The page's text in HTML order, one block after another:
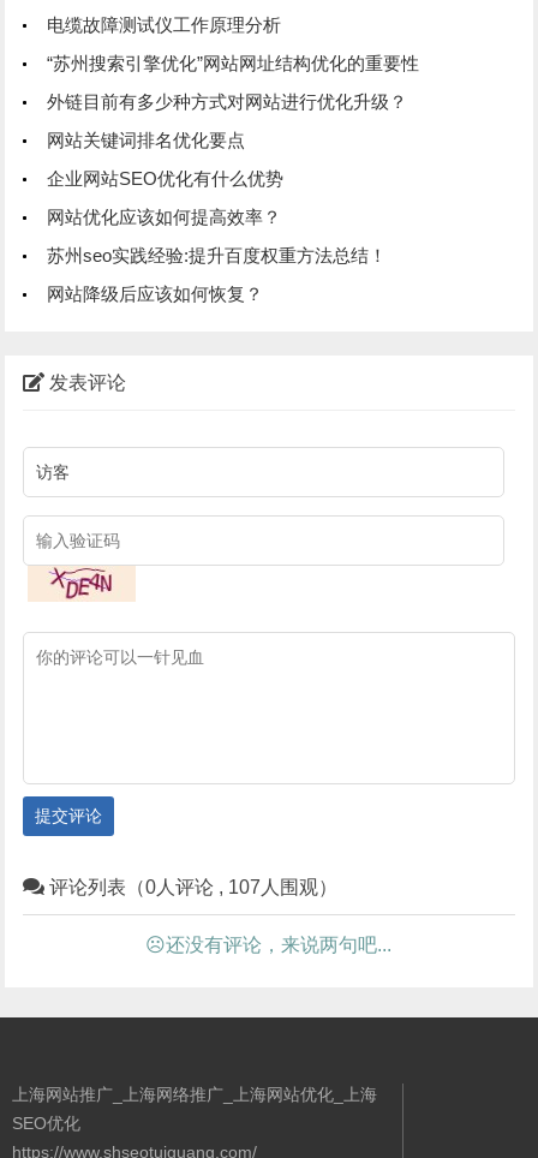
电缆故障测试仪工作原理分析
“苏州搜索引擎优化”网站网址结构优化的重要性
外链目前有多少种方式对网站进行优化升级？
网站关键词排名优化要点
企业网站SEO优化有什么优势
网站优化应该如何提高效率？
苏州seo实践经验:提升百度权重方法总结！
网站降级后应该如何恢复？
发表评论
提交评论
评论列表（0人评论 , 107人围观）
☹还没有评论，来说两句吧...
上海网站推广_上海网络推广_上海网站优化_上海
SEO优化
https://www.shseotuiguang.com/